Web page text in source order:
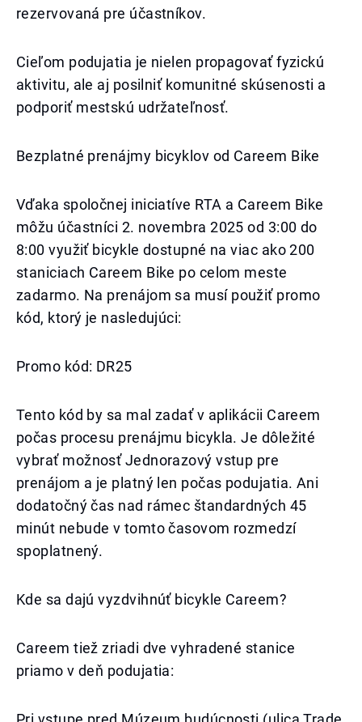
rezervovaná pre účastníkov.
Cieľom podujatia je nielen propagovať fyzickú
aktivitu, ale aj posilniť komunitné skúsenosti a
podporiť mestskú udržateľnosť.
Bezplatné prenájmy bicyklov od Careem Bike
Vďaka spoločnej iniciatíve RTA a Careem Bike
môžu účastníci 2. novembra 2025 od 3:00 do
8:00 využiť bicykle dostupné na viac ako 200
staniciach Careem Bike po celom meste
zadarmo. Na prenájom sa musí použiť promo
kód, ktorý je nasledujúci:
Promo kód: DR25
Tento kód by sa mal zadať v aplikácii Careem
počas procesu prenájmu bicykla. Je dôležité
vybrať možnosť Jednorazový vstup pre
prenájom a je platný len počas podujatia. Ani
dodatočný čas nad rámec štandardných 45
minút nebude v tomto časovom rozmedzí
spoplatnený.
Kde sa dajú vyzdvihnúť bicykle Careem?
Careem tiež zriadi dve vyhradené stanice
priamo v deň podujatia: